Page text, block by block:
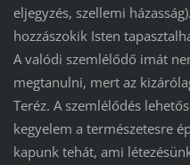
eljegyzés, szellemi
hozzászokik Isten
A valódi szemlélődő imát
megtanulni, mert az
Teréz. A szemlélődés
kegyelem a természetesre
kapunk tehát, ami